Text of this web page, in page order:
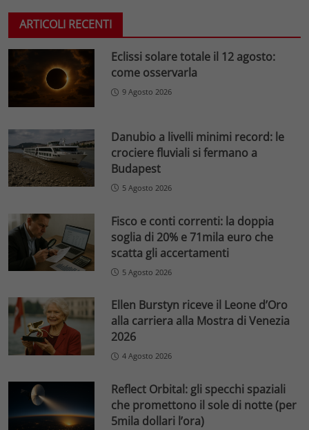
ARTICOLI RECENTI
Eclissi solare totale il 12 agosto:
come osservarla
9 Agosto 2026
Danubio a livelli minimi record: le
crociere fluviali si fermano a
Budapest
5 Agosto 2026
Fisco e conti correnti: la doppia
soglia di 20% e 71mila euro che
scatta gli accertamenti
5 Agosto 2026
Ellen Burstyn riceve il Leone d’Oro
alla carriera alla Mostra di Venezia
2026
4 Agosto 2026
Reflect Orbital: gli specchi spaziali
che promettono il sole di notte (per
5mila dollari l’ora)